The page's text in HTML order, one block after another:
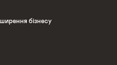
бізнесу